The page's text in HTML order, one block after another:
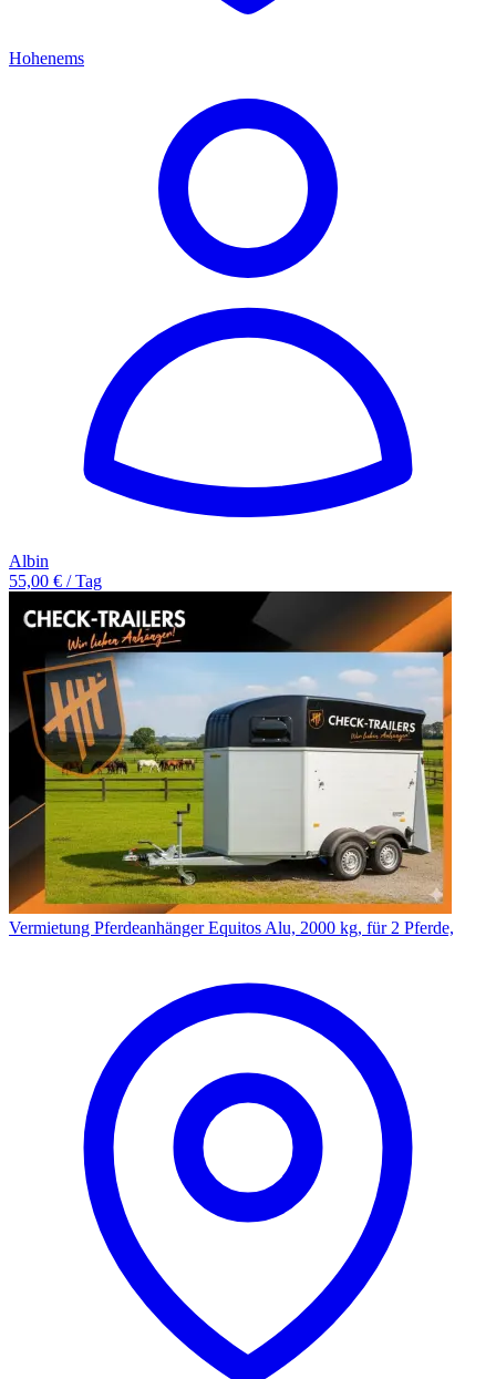
Hohenems
Albin
55,00 € / Tag
Vermietung Pferdeanhänger Equitos Alu, 2000 kg, für 2 Pferde,